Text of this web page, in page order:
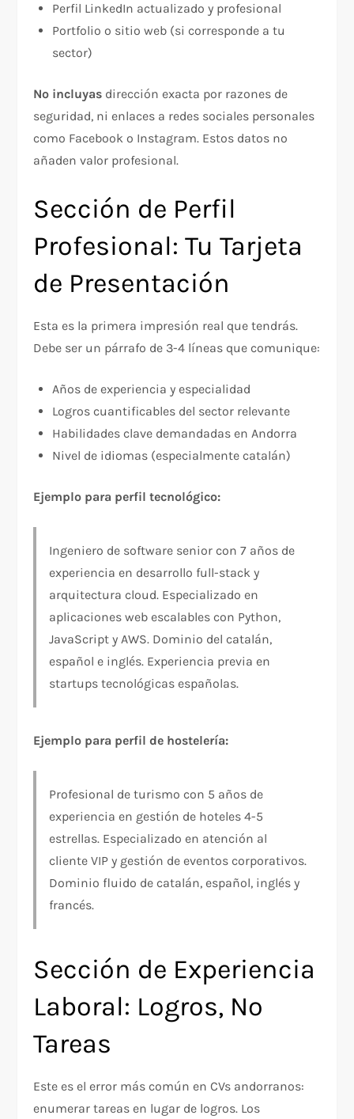
Perfil LinkedIn actualizado y profesional
Portfolio o sitio web (si corresponde a tu
sector)
No incluyas dirección exacta por razones de
seguridad, ni enlaces a redes sociales personales
como Facebook o Instagram. Estos datos no
añaden valor profesional.​
Sección de Perfil
Profesional: Tu Tarjeta
de Presentación
Esta es la primera impresión real que tendrás.
Debe ser un párrafo de 3-4 líneas que comunique:
Años de experiencia y especialidad
Logros cuantificables del sector relevante
Habilidades clave demandadas en Andorra
Nivel de idiomas (especialmente catalán)
Ejemplo para perfil tecnológico:
Ingeniero de software senior con 7 años de
experiencia en desarrollo full-stack y
arquitectura cloud. Especializado en
aplicaciones web escalables con Python,
JavaScript y AWS. Dominio del catalán,
español e inglés. Experiencia previa en
startups tecnológicas españolas.
Ejemplo para perfil de hostelería:
Profesional de turismo con 5 años de
experiencia en gestión de hoteles 4-5
estrellas. Especializado en atención al
cliente VIP y gestión de eventos corporativos.
Dominio fluido de catalán, español, inglés y
francés.
Sección de Experiencia
Laboral: Logros, No
Tareas
Este es el error más común en CVs andorranos:
enumerar tareas en lugar de logros. Los